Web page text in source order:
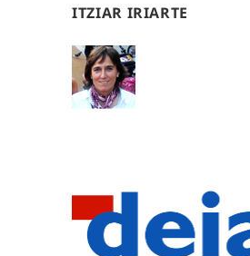
ITZIAR IRIARTE